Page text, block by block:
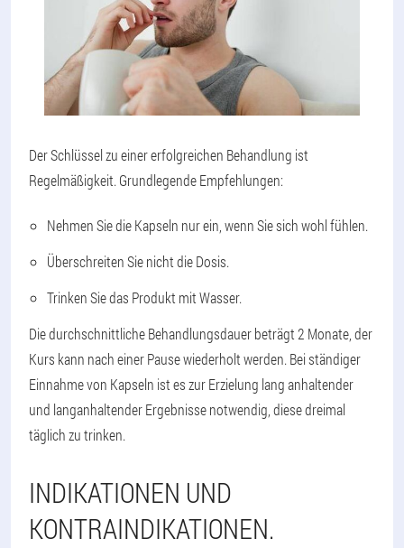
Der Schlüssel zu einer erfolgreichen Behandlung ist
Regelmäßigkeit. Grundlegende Empfehlungen:
Nehmen Sie die Kapseln nur ein, wenn Sie sich wohl fühlen.
Überschreiten Sie nicht die Dosis.
Trinken Sie das Produkt mit Wasser.
Die durchschnittliche Behandlungsdauer beträgt 2 Monate, der
Kurs kann nach einer Pause wiederholt werden. Bei ständiger
Einnahme von Kapseln ist es zur Erzielung lang anhaltender
und langanhaltender Ergebnisse notwendig, diese dreimal
täglich zu trinken.
INDIKATIONEN UND
KONTRAINDIKATIONEN.